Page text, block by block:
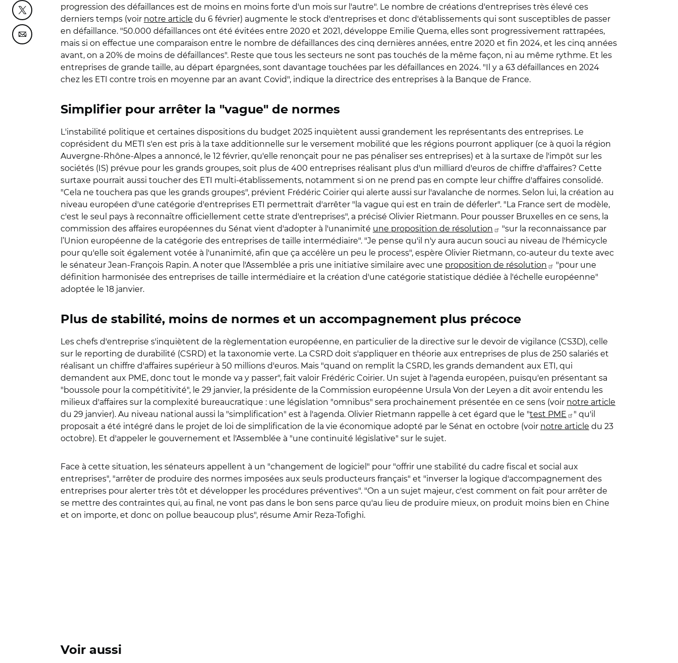
Partager cette page sur Twitter
Partager cette page sur Courriel
progression des défaillances est de moins en moins forte d'un mois sur l'autre". Le nombre de créations d'entreprises très élevé ces
derniers temps (voir notre article du 6 février) augmente le stock d'entreprises et donc d'établissements qui sont susceptibles de passer
en défaillance. "50.000 défaillances ont été évitées entre 2020 et 2021, développe Emilie Quema, elles sont progressivement rattrapées,
mais si on effectue une comparaison entre le nombre de défaillances des cinq dernières années, entre 2020 et fin 2024, et les cinq années
avant, on a 20% de moins de défaillances". Reste que tous les secteurs ne sont pas touchés de la même façon, ni au même rythme. Et les
entreprises de grande taille, au départ épargnées, sont davantage touchées par les défaillances en 2024. "Il y a 63 défaillances en 2024
chez les ETI contre trois en moyenne par an avant Covid", indique la directrice des entreprises à la Banque de France.
Simplifier pour arrêter la "vague" de normes
L'instabilité politique et certaines dispositions du budget 2025 inquiètent aussi grandement les représentants des entreprises. Le
coprésident du METI s'en est pris à la taxe additionnelle sur le versement mobilité que les régions pourront appliquer (ce à quoi la région
Auvergne-Rhône-Alpes a annoncé, le 12 février, qu'elle renonçait pour ne pas pénaliser ses entreprises) et à la surtaxe de l'impôt sur les
sociétés (IS) prévue pour les grands groupes, soit plus de 400 entreprises réalisant plus d'un milliard d'euros de chiffre d'affaires? Cette
surtaxe pourrait aussi toucher des ETI multi-établissements, notamment si on ne prend pas en compte leur chiffre d'affaires consolidé.
"Cela ne touchera pas que les grands groupes", prévient Frédéric Coirier qui alerte aussi sur l'avalanche de normes. Selon lui, la création au
niveau européen d'une catégorie d'entreprises ETI permettrait d'arrêter "la vague qui est en train de déferler". "La France sert de modèle,
c'est le seul pays à reconnaître officiellement cette strate d'entreprises", a précisé Olivier Rietmann. Pour pousser Bruxelles en ce sens, la
commission des affaires européennes du Sénat vient d'adopter à l'unanimité une proposition de résolution "sur la reconnaissance par
l’Union européenne de la catégorie des entreprises de taille intermédiaire". "Je pense qu'il n'y aura aucun souci au niveau de l'hémicycle
pour qu'elle soit également votée à l'unanimité, afin que ça accélère un peu le process", espère Olivier Rietmann, co-auteur du texte avec
le sénateur Jean-François Rapin. A noter que l'Assemblée a pris une initiative similaire avec une proposition de résolution
"pour une
définition harmonisée des entreprises de taille intermédiaire et la création d'une catégorie statistique dédiée à l'échelle européenne"
adoptée le 18 janvier.
Plus de stabilité, moins de normes et un accompagnement plus précoce
Les chefs d'entreprise s'inquiètent de la règlementation européenne, en particulier de la directive sur le devoir de vigilance (CS3D), celle
sur le reporting de durabilité (CSRD) et la taxonomie verte. La CSRD doit s'appliquer en théorie aux entreprises de plus de 250 salariés et
réalisant un chiffre d'affaires supérieur à 50 millions d'euros. Mais "quand on remplit la CSRD, les grands demandent aux ETI, qui
demandent aux PME, donc tout le monde va y passer", fait valoir Frédéric Coirier. Un sujet à l'agenda européen, puisqu'en présentant sa
"boussole pour la compétitivité", le 29 janvier, la présidente de la Commission européenne Ursula Von der Leyen a dit avoir entendu les
milieux d'affaires sur la complexité bureaucratique : une législation "omnibus" sera prochainement présentée en ce sens (voir notre article
du 29 janvier). Au niveau national aussi la "simplification" est à l'agenda. Olivier Rietmann rappelle à cet égard que le "test PME
" qu'il
proposait a été intégré dans le projet de loi de simplification de la vie économique adopté par le Sénat en octobre (voir notre article du 23
octobre). Et d'appeler le gouvernement et l'Assemblée à "une continuité législative" sur le sujet.
Face à cette situation, les sénateurs appellent à un "changement de logiciel" pour "offrir une stabilité du cadre fiscal et social aux
entreprises", "arrêter de produire des normes imposées aux seuls producteurs français" et "inverser la logique d'accompagnement des
entreprises pour alerter très tôt et développer les procédures préventives". "On a un sujet majeur, c'est comment on fait pour arrêter de
se mettre des contraintes qui, au final, ne vont pas dans le bon sens parce qu'au lieu de produire mieux, on produit moins bien en Chine
et on importe, et donc on pollue beaucoup plus", résume Amir Reza-Tofighi.
Voir aussi